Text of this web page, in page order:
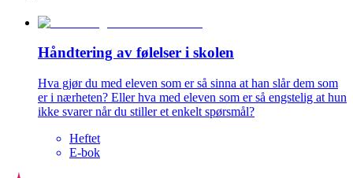
Håndtering av følelser i skolen
Hva gjør du med eleven som er så sinna at han slår dem som
er i nærheten? Eller hva med eleven som er så engstelig at hun
ikke svarer når du stiller et enkelt spørsmål?
Heftet
E-bok